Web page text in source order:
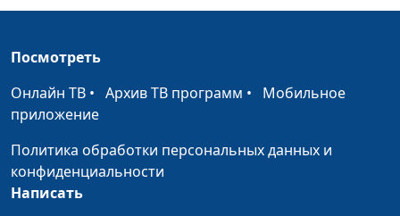
здоровья нации
целебный овощ
здоровья нации
Чем полезен
чернослив
инструктор ЗОЖ, член Лиги
Польза свеклы
Посмотреть
Онлайн ТВ • Архив ТВ программ • Мобильное
приложение
Политика обработки персональных данных и
конфиденциальности
Написать